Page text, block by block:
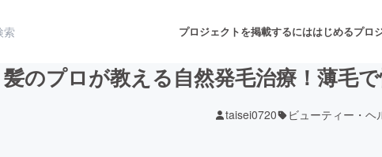
プロジェクトを掲載するにははじめるプロ
髪のプロが教える自然発毛治療！薄毛
taisei0720 ビューティー・ヘ